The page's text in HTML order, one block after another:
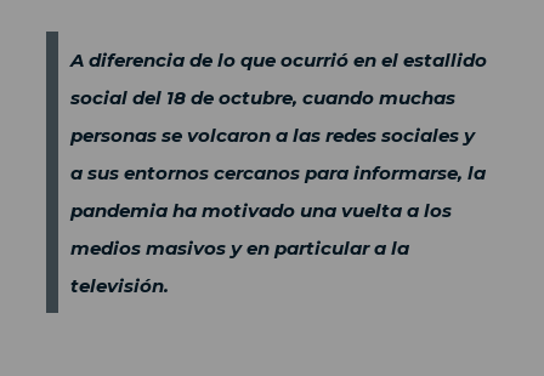
A diferencia de lo que ocurrió en el estallido
social del 18 de octubre, cuando muchas
personas se volcaron a las redes sociales y
a sus entornos cercanos para informarse, la
pandemia ha motivado una vuelta a los
medios masivos y en particular a la
televisión.